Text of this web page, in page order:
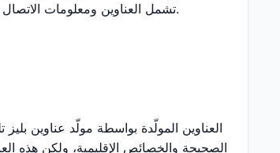
تشمل العناوين ومعلومات الاتصال وبطاقات الائتمان وبطاقات الهوية والمعلومات المهنية وغيرها لتلبية احتياجات الاختبار والعرض المتنوعة.
العناوين المولّدة بواسطة مولّد عناوين
الصحيحة والخصائص الإقليمية، ولكن هذه